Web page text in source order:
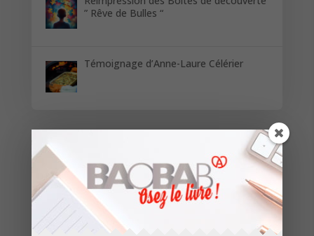
” Rêve de Bulles “
Témoignage d’Anne-Laure Célérier
Restez informés